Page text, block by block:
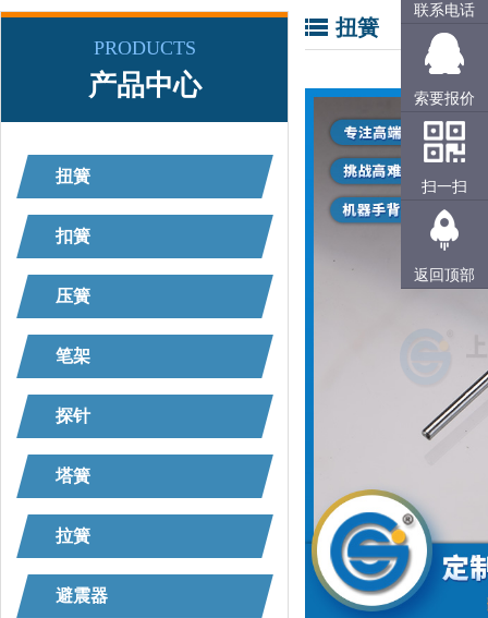
PRODUCTS
产品中心
扭簧
扣簧
压簧
笔架
探针
塔簧
拉簧
避震器
扭簧
联系电话
索要报价
扫一扫
返回顶部